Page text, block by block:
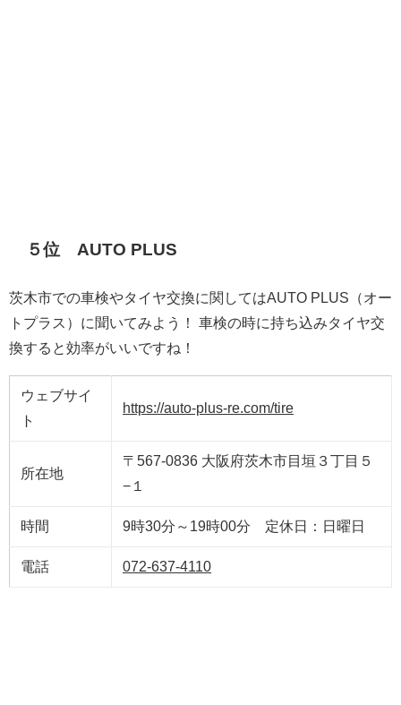
５位 AUTO PLUS
茨木市での車検やタイヤ交換に関してはAUTO PLUS（オー
トプラス）に聞いてみよう！ 車検の時に持ち込みタイヤ交
換すると効率がいいですね！
ウェブサイ
ト
https://auto-plus-re.com/tire
所在地
〒567-0836 大阪府茨木市目垣３丁目５
−１
時間 9時30分～19時00分 定休日：日曜日
電話 072-637-4110